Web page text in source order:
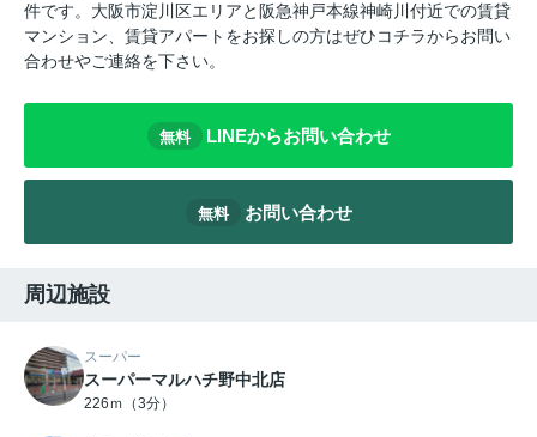
件です。大阪市淀川区エリアと阪急神戸本線神崎川付近での賃貸
マンション、賃貸アパートをお探しの方はぜひコチラからお問い
合わせやご連絡を下さい。
無料 LINEからお問い合わせ
無料 お問い合わせ
周辺施設
スーパー
スーパーマルハチ野中北店
226ｍ（3分）